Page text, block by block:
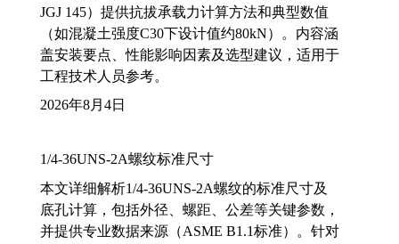
JGJ 145）提供抗拔承载力计算方法和典型数值
（如混凝土强度C30下设计值约80kN）。内容涵
盖安装要点、性能影响因素及选型建议，适用于
工程技术人员参考。
2026年8月4日
1/4-36UNS-2A螺纹标准尺寸
本文详细解析1/4-36UNS-2A螺纹的标准尺寸及
底孔计算，包括外径、螺距、公差等关键参数，
并提供专业数据来源（ASME B1.1标准）。针对